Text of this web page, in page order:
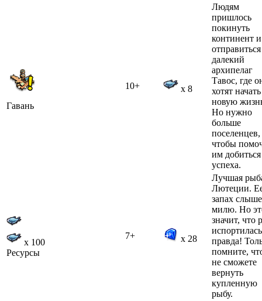
Гавань
10+ x 8
Людям
пришлось
покинуть
континент и
далекий
архипелаг
Тавос, где
хотят начать
новую
Но нужно
больше
поселенцев,
чтобы
им добиться
успеха.
x 100
Ресурсы
7+ x 28
Лучшая
Лютеции.
запах
милю. Но
значит, что
правда!
помните,
не сможете
вернуть
купленную
рыбу.